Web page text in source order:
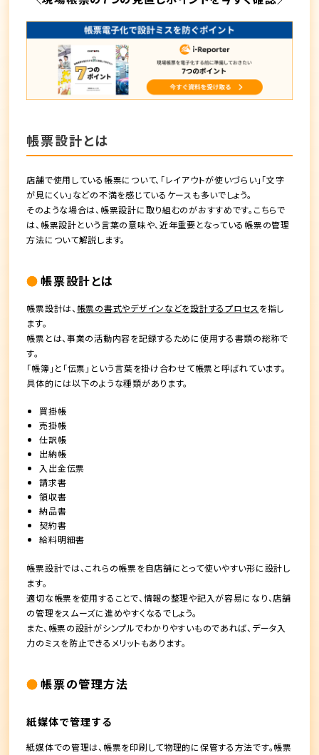
帳票設計とは
店舗で使用している帳票について、「レイアウトが使いづらい」「文字
が見にくい」などの不満を感じているケースも多いでしょう。
そのような場合は、帳票設計に取り組むのがおすすめです。こちらで
は、帳票設計という言葉の意味や、近年重要となっている帳票の管理
方法について解説します。
帳票設計とは
帳票設計は、 帳票の書式やデザインなどを設計するプロセス を指し
ます。
帳票とは、事業の活動内容を記録するために使用する書類の総称で
す。
「帳簿」と「伝票」という言葉を掛け合わせて帳票と呼ばれています。
具体的には以下のような種類があります。
買掛帳
売掛帳
仕訳帳
出納帳
入出金伝票
請求書
領収書
納品書
契約書
給料明細書
帳票設計では、これらの帳票を自店舗にとって使いやすい形に設計し
ます。
適切な帳票を使用することで、情報の整理や記入が容易になり、店舗
の管理をスムーズに進めやすくなるでしょう。
また、帳票の設計がシンプルでわかりやすいものであれば、データ入
力のミスを防止できるメリットもあります。
帳票の管理方法
紙媒体で管理する
紙媒体での管理は、帳票を印刷して物理的に保管する方法です。帳票